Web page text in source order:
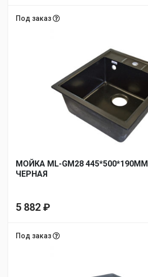
Под заказ
МОЙКА ML-GM28
ЧЕРНАЯ
5 882 ₽
Под заказ